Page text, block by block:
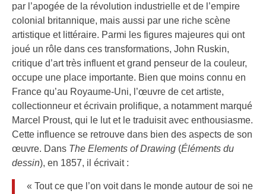
par l’apogée de la révolution industrielle et de l’empire
colonial britannique, mais aussi par une riche scène
artistique et littéraire. Parmi les figures majeures qui ont
joué un rôle dans ces transformations, John Ruskin,
critique d’art très influent et grand penseur de la couleur,
occupe une place importante. Bien que moins connu en
France qu’au Royaume-Uni, l’œuvre de cet artiste,
collectionneur et écrivain prolifique, a notamment marqué
Marcel Proust, qui le lut et le traduisit avec enthousiasme.
Cette influence se retrouve dans bien des aspects de son
œuvre. Dans The Elements of Drawing (Éléments du
dessin), en 1857, il écrivait :
« Tout ce que l’on voit dans le monde autour de soi ne